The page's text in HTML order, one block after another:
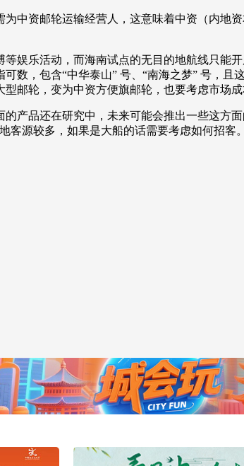
资邮轮运输经营人，这意味着中资（内地资
乐活动，而海南试点的无目的地航线只能
数，包含“中华泰山” 号、“南海之梦” 号，
邮轮，变为中资方便旗邮轮，也要考虑市场成
品还在研究中，未来可能会推出一些这方面
客源较多，如果是大船的话需要考虑如何招客。